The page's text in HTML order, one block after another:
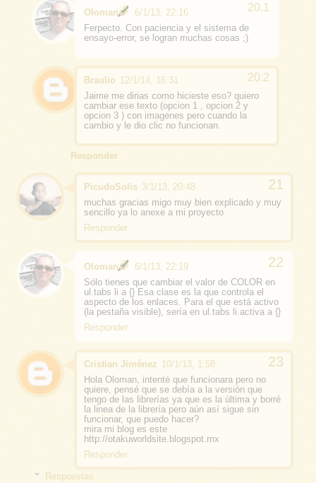
Oloman
6/1/13, 22:16
Ferpecto. Con paciencia y el sistema de
ensayo-error, se logran muchas cosas ;)
Braulio 12/1/14, 16:31
Jaime me dirias como hicieste eso? quiero
cambiar ese texto (opcion 1 , opcion 2 y
opcion 3 ) con imagenes pero cuando la
cambio y le dio clic no funcionan.
Responder
PicudoSolis 3/1/13, 20:48
muchas gracias migo muy bien explicado y muy
sencillo ya lo anexe a mi proyecto
Responder
Oloman
6/1/13, 22:19
Sólo tienes que cambiar el valor de COLOR en
ul.tabs li a {} Esa clase es la que controla el
aspecto de los enlaces. Para el que está activo
(la pestaña visible), sería en ul.tabs li.activa a {}
Responder
Cristian Jiménez 10/1/13, 1:58
Hola Oloman, intenté que funcionara pero no
quiere, pensé que se debía a la versión que
tengo de las librerías ya que es la última y borré
la linea de la librería pero aún así sigue sin
funcionar, que puedo hacer?
mira mi blog es este
http://otakuworldsite.blogspot.mx
Responder
Respuestas